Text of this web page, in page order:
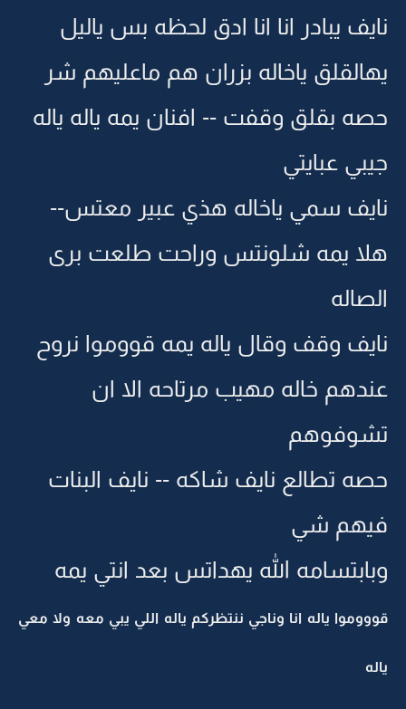
نايف يبادر انا انا ادق لحظه بس ياليل
يهالقلق ياخاله بزران هم ماعليهم شر
حصه بقلق وقفت -- افنان يمه ياله ياله
جيبي عبايتي
نايف سمي ياخاله هذي عبير معتس--
هلا يمه شلونتس وراحت طلعت برى
الصاله
نايف وقف وقال ياله يمه قووموا نروح
عندهم خاله مهيب مرتاحه الا ان
تشوفوهم
حصه تطالع نايف شاكه -- نايف البنات
فيهم شي
وبابتسامه الله يهداتس بعد انتي يمه
قوووموا ياله انا وناجي ننتظركم ياله اللي يبي معه ولا معي
ياله